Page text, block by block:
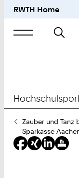
RWTH Home
Suche
nach
Hochschulsport
Sie
sind
hier:
Zauber und Tanz
Sparkasse